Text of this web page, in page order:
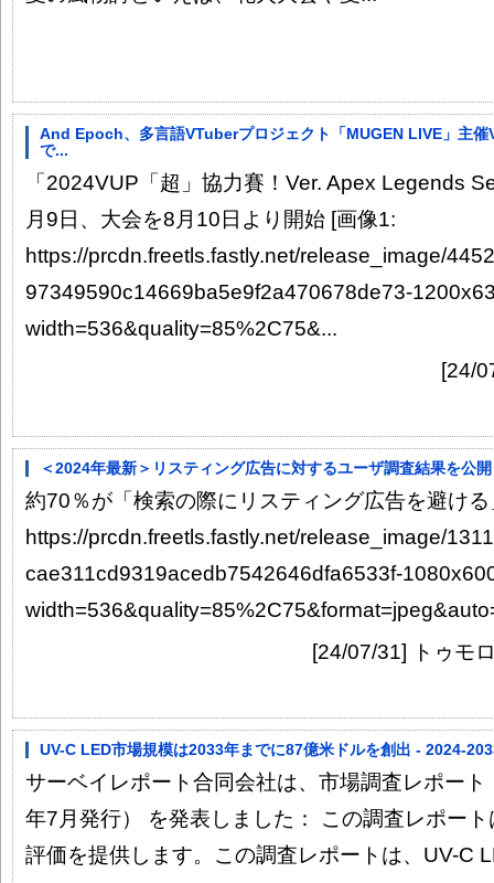
And Epoch、多言語VTuberプロジェクト「MUGEN LIVE」主
で...
「2024VUP「超」協力賽！Ver. Apex Legends
月9日、大会を8月10日より開始 [画像1:
https://prcdn.freetls.fastly.net/release_image/
97349590c14669ba5e9f2a470678de73-
width=536&quality=85%2C75&...
[24/
＜2024年最新＞リスティング広告に対するユーザ調査結果を公開
約70％が「検索の際にリスティング広告を避け
https://prcdn.freetls.fastly.net/release_image/
cae311cd9319acedb7542646dfa6533f-
[24/07/31] トゥモ
UV-C LED市場規模は2033年までに87億米ドルを創出 - 2024-
サーベイレポート合同会社は、市場調査レポー
年7月発行） を発表しました： この調査レポー
評価を提供します。この調査レポートは、UV-C